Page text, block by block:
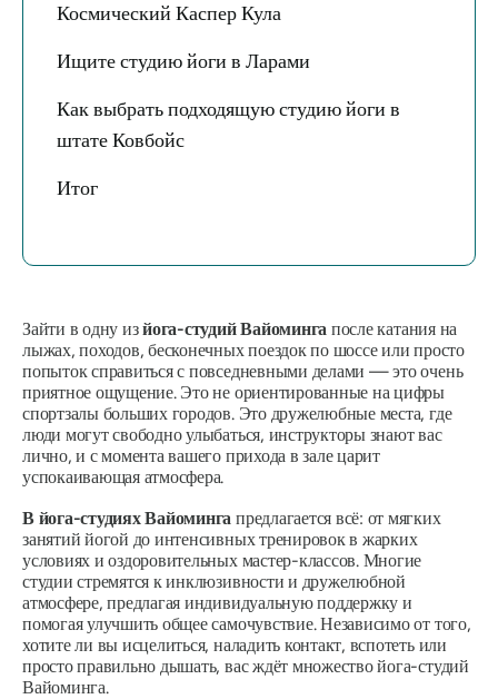
Космический Каспер Кула
Ищите студию йоги в Ларами
Как выбрать подходящую студию йоги в
штате Ковбойс
Итог
Зайти в одну изйога-студий Вайоминга после катания на
лыжах, походов, бесконечных поездок по шоссе или просто
попыток справиться с повседневными делами — это очень
приятное ощущение. Это не ориентированные на цифры
спортзалы больших городов. Это дружелюбные места, где
люди могут свободно улыбаться, инструкторы знают вас
лично, и с момента вашего прихода в зале царит
успокаивающая атмосфера.
В йога-студиях Вайоминга предлагается всё: от мягких
занятий йогой до интенсивных тренировок в жарких
условиях и оздоровительных мастер-классов. Многие
студии стремятся к инклюзивности и дружелюбной
атмосфере, предлагая индивидуальную поддержку и
помогая улучшить общее самочувствие. Независимо от того,
хотите ли вы исцелиться, наладить контакт, вспотеть или
просто правильно дышать, вас ждёт множество йога-студий
Вайоминга.